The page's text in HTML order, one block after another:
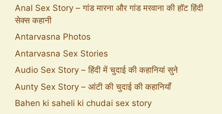
Anal Sex Story – गांड मारना और गांड मरवाना की हॉट हिंदी
सेक्स कहानी
Antarvasna Photos
Antarvasna Sex Stories
Audio Sex Story – हिंदी में चुदाई की कहानियां सुने
Aunty Sex Story – आंटी की चुदाई की कहानियाँ
Bahen ki saheli ki chudai sex story